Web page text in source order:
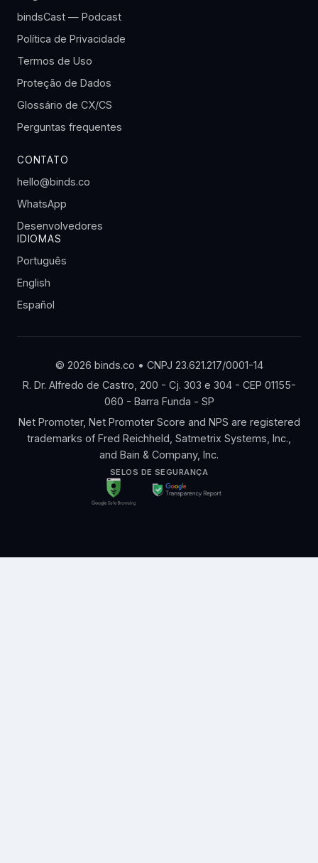
bindsCast — Podcast
Política de Privacidade
Termos de Uso
Proteção de Dados
Glossário de CX/CS
Perguntas frequentes
CONTATO
hello@binds.co
WhatsApp
Desenvolvedores
IDIOMAS
Português
English
Español
© 2026 binds.co • CNPJ 23.621.217/0001-14
R. Dr. Alfredo de Castro, 200 - Cj. 303 e 304 - CEP 01155-
060 - Barra Funda - SP
Net Promoter, Net Promoter Score and NPS are registered
trademarks of Fred Reichheld, Satmetrix Systems, Inc.,
and Bain & Company, Inc.
SELOS DE SEGURANÇA